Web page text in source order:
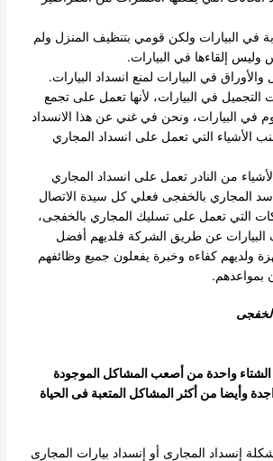
في البيارات ولكن قومي بتنظيف المنزل ولم
وليس إلقاءها في البيارات.
والأوراق في البيارات لمنع انسداد البيارات.
التجميل في البيارات، لأنها تعمل على تجمع
في البيارات، ونحن في غني عن هذا الانسداد
الأشياء التي تعمل على انسداد المجاري
من النادر تعمل على انسداد المجاري
سد المجاري بالخفجى فعلي كل سيدة الاتصال
التي تعمل على تسليك المجاري بالخفجى،
البيارات عن طريق الشركة فلديهم أفضل
ولديهم كفاءه وخبرة يفعلون جميع وظائفهم
بمواعدهم.
واحدة من أصعب المشاكل الموجودة
وأيضا من أكثر المشاكل المتعبة فى الحياة
إنسداد المجارى أو إنسداد بيارات المجارى